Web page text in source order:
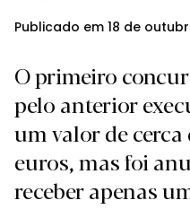
Publicado em 18 de
O primeiro
pelo anterior
um valor de cerca
euros, mas foi
receber apenas